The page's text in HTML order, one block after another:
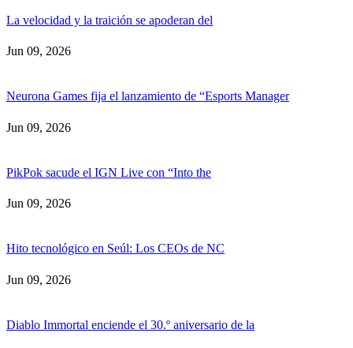
La velocidad y la traición se apoderan del
Jun 09, 2026
Neurona Games fija el lanzamiento de “Esports Manager
Jun 09, 2026
PikPok sacude el IGN Live con “Into the
Jun 09, 2026
Hito tecnológico en Seúl: Los CEOs de NC
Jun 09, 2026
Diablo Immortal enciende el 30.º aniversario de la